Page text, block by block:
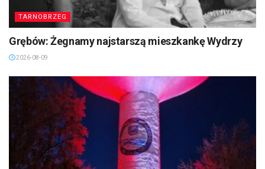
TARNOBRZEG
Grębów: Żegnamy najstarszą mieszkankę Wydrzy
2026-08-09